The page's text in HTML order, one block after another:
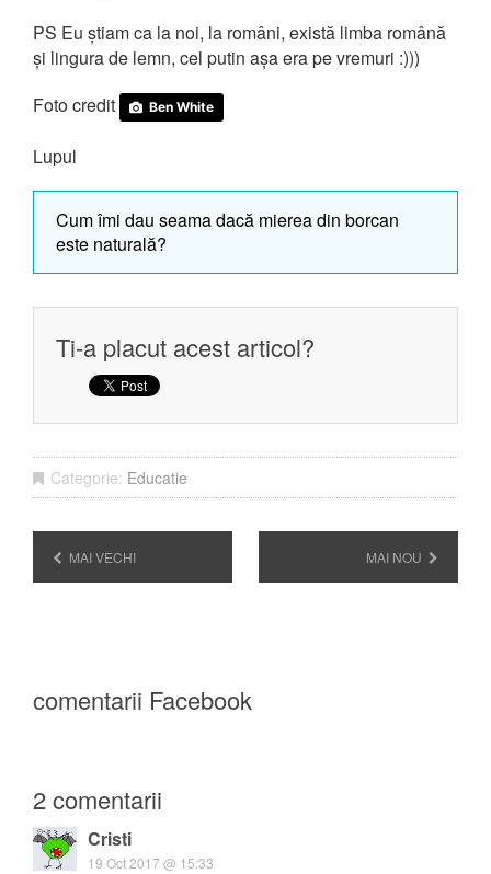
PS Eu știam ca la noi, la români, există limba română
și lingura de lemn, cel putin așa era pe vremuri :)))
Foto credit
Ben White
Lupul
Cum îmi dau seama dacă mierea din borcan
este naturală?
Ti-a placut acest articol?
Categorie: Educatie
MAI VECHI MAI NOU
comentarii Facebook
2 comentarii
Cristi
19 Oct 2017 @ 15:33